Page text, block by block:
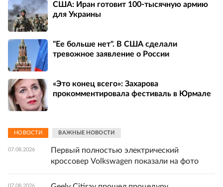
США: Иран готовит 100-тысячную армию
для Украины
"Ее больше нет". В США сделали
тревожное заявление о России
«Это конец всего»: Захарова
прокомментировала фестиваль в Юрмале
НОВОСТИ ВАЖНЫЕ НОВОСТИ
07.08.2026
Первый полностью электрический
кроссовер Volkswagen показали на фото
07.08.2026